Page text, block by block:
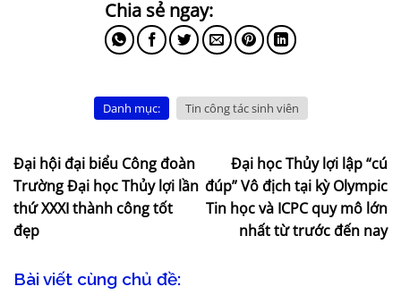
Danh mục: Tin công tác sinh viên
Đại hội đại biểu Công đoàn
Trường Đại học Thủy lợi lần
thứ XXXI thành công tốt
đẹp
Đại học Thủy lợi lập “cú
đúp” Vô địch tại kỳ Olympic
Tin học và ICPC quy mô lớn
nhất từ trước đến nay
Bài viết cùng chủ đề: